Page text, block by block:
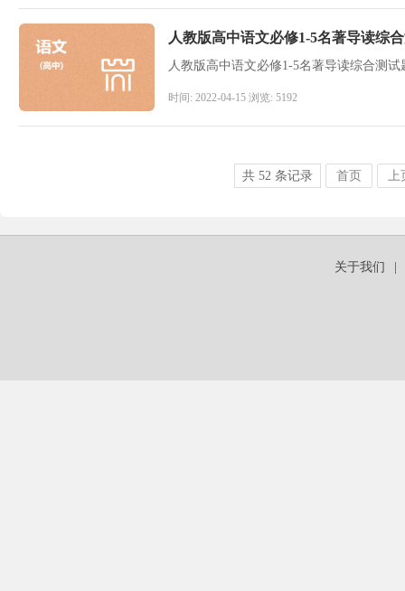
人教版高中语文必修1-5名著导读综
人教版高中语文必修1-5名著导读综合测试
时间: 2022-04-15 浏览: 5192
共 52 条记录 首页 上
关于我们